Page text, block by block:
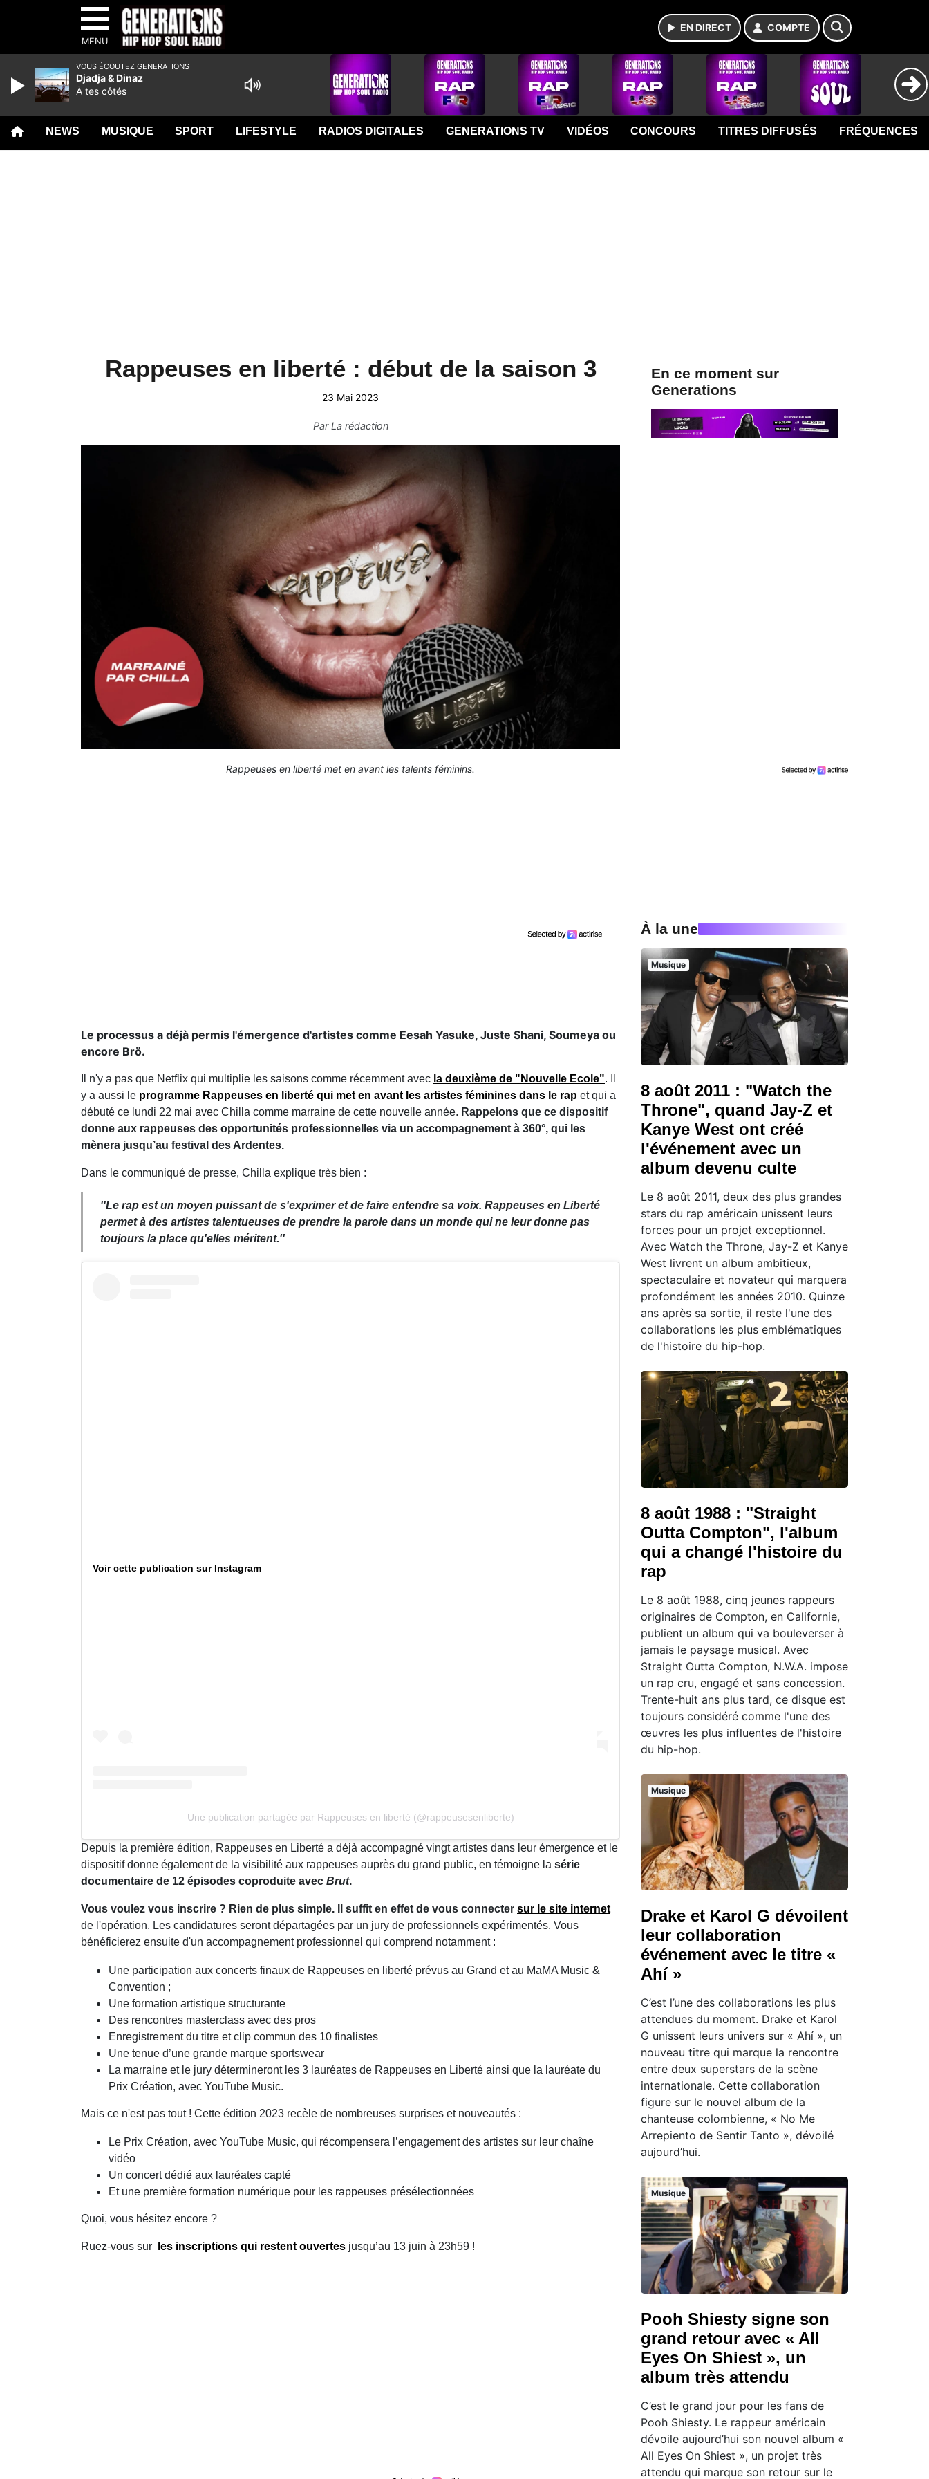
MENU
EN DIRECT COMPTE
NEWS MUSIQUE SPORT LIFESTYLE RADIOS DIGITALES GENERATIONS TV VIDÉOS CONCOURS TITRES DIFFUSÉS FRÉQUENCES
Rappeuses en liberté : début de la saison 3
23 Mai 2023
ParLa rédaction
Rappeuses en liberté met en avant les talents féminins.
Le processus a déjà permis l'émergence d'artistes comme Eesah Yasuke, Juste Shani, Soumeya ou
encore Brö.
Il n'y a pas que Netflix qui multiplie les saisons comme récemment avec la deuxième de "Nouvelle Ecole". Il
y a aussi le programme Rappeuses en liberté qui met en avant les artistes féminines dans le rap et qui a
débuté ce lundi 22 mai avec Chilla comme marraine de cette nouvelle année. Rappelons que ce dispositif
donne aux rappeuses des opportunités professionnelles via un accompagnement à 360°, qui les
mènera jusqu’au festival des Ardentes.
Dans le communiqué de presse, Chilla explique très bien :
''Le rap est un moyen puissant de s'exprimer et de faire entendre sa voix. Rappeuses en Liberté
permet à des artistes talentueuses de prendre la parole dans un monde qui ne leur donne pas
toujours la place qu'elles méritent.''
Voir cette publication sur Instagram
Une publication partagée par Rappeuses en liberté (@rappeusesenliberte)
Depuis la première édition, Rappeuses en Liberté a déjà accompagné vingt artistes dans leur émergence et le
dispositif donne également de la visibilité aux rappeuses auprès du grand public, en témoigne la série
documentaire de 12 épisodes coproduite avec Brut.
Vous voulez vous inscrire ? Rien de plus simple. Il suffit en effet de vous connecter sur le site internet
de l'opération. Les candidatures seront départagées par un jury de professionnels expérimentés. Vous
bénéficierez ensuite d'un accompagnement professionnel qui comprend notamment :
Une participation aux concerts finaux de Rappeuses en liberté prévus au Grand et au MaMA Music &
Convention ;
Une formation artistique structurante
Des rencontres masterclass avec des pros
Enregistrement du titre et clip commun des 10 finalistes
Une tenue d’une grande marque sportswear
La marraine et le jury détermineront les 3 lauréates de Rappeuses en Liberté ainsi que la lauréate du
Prix Création, avec YouTube Music.
Mais ce n'est pas tout ! Cette édition 2023 recèle de nombreuses surprises et nouveautés :
Le Prix Création, avec YouTube Music, qui récompensera l’engagement des artistes sur leur chaîne
vidéo
Un concert dédié aux lauréates capté
Et une première formation numérique pour les rappeuses présélectionnées
Quoi, vous hésitez encore ?
Ruez-vous sur les inscriptions qui restent ouvertes jusqu’au 13 juin à 23h59 !
En ce moment sur
Generations
À la une
Musique
8 août 2011 : "Watch the
Throne", quand Jay-Z et
Kanye West ont créé
l'événement avec un
album devenu culte
Le 8 août 2011, deux des plus grandes
stars du rap américain unissent leurs
forces pour un projet exceptionnel.
Avec Watch the Throne, Jay-Z et Kanye
West livrent un album ambitieux,
spectaculaire et novateur qui marquera
profondément les années 2010. Quinze
ans après sa sortie, il reste l'une des
collaborations les plus emblématiques
de l'histoire du hip-hop.
8 août 1988 : "Straight
Outta Compton", l'album
qui a changé l'histoire du
rap
Le 8 août 1988, cinq jeunes rappeurs
originaires de Compton, en Californie,
publient un album qui va bouleverser à
jamais le paysage musical. Avec
Straight Outta Compton, N.W.A. impose
un rap cru, engagé et sans concession.
Trente-huit ans plus tard, ce disque est
toujours considéré comme l'une des
œuvres les plus influentes de l'histoire
du hip-hop.
Musique
Drake et Karol G dévoilent
leur collaboration
événement avec le titre «
Ahí »
C’est l’une des collaborations les plus
attendues du moment. Drake et Karol
G unissent leurs univers sur « Ahí », un
nouveau titre qui marque la rencontre
entre deux superstars de la scène
internationale. Cette collaboration
figure sur le nouvel album de la
chanteuse colombienne, « No Me
Arrepiento de Sentir Tanto », dévoilé
aujourd’hui.
Musique
Pooh Shiesty signe son
grand retour avec « All
Eyes On Shiest », un
album très attendu
C’est le grand jour pour les fans de
Pooh Shiesty. Le rappeur américain
dévoile aujourd’hui son nouvel album «
All Eyes On Shiest », un projet très
attendu qui marque son retour sur le
VOUS ÉCOUTEZ GENERATIONS
Djadja & Dinaz
À tes côtés